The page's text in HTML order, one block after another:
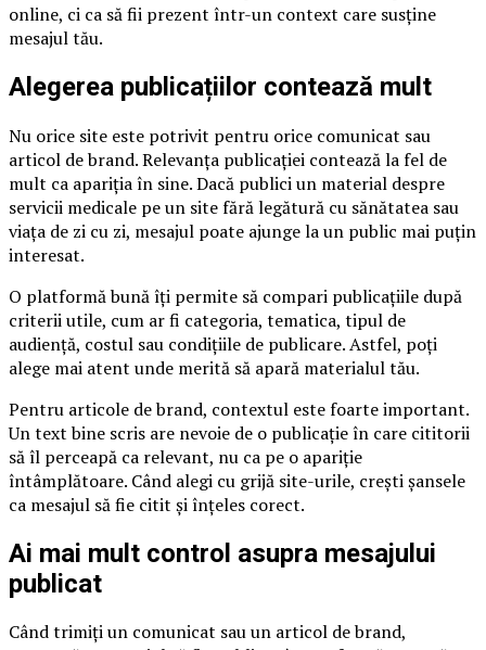
online, ci ca să fii prezent într-un context care susține
mesajul tău.
Alegerea publicațiilor contează mult
Nu orice site este potrivit pentru orice comunicat sau
articol de brand. Relevanța publicației contează la fel de
mult ca apariția în sine. Dacă publici un material despre
servicii medicale pe un site fără legătură cu sănătatea sau
viața de zi cu zi, mesajul poate ajunge la un public mai puțin
interesat.
O platformă bună îți permite să compari publicațiile după
criterii utile, cum ar fi categoria, tematica, tipul de
audiență, costul sau condițiile de publicare. Astfel, poți
alege mai atent unde merită să apară materialul tău.
Pentru articole de brand, contextul este foarte important.
Un text bine scris are nevoie de o publicație în care cititorii
să îl perceapă ca relevant, nu ca pe o apariție
întâmplătoare. Când alegi cu grijă site-urile, crești șansele
ca mesajul să fie citit și înțeles corect.
Ai mai mult control asupra mesajului
publicat
Când trimiți un comunicat sau un articol de brand,